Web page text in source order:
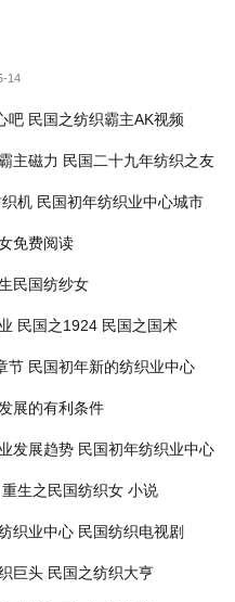
14
吧 民国之纺织霸主AK视频
主磁力 民国二十九年纺织之友
机 民国初年纺织业中心城市
免费阅读
民国纺纱女
民国之1924 民国之国术
节 民国初年新的纺织业中心
展的有利条件
发展趋势 民国初年纺织业中心
重生之民国纺织女 小说
织业中心 民国纺织电视剧
巨头 民国之纺织大亨